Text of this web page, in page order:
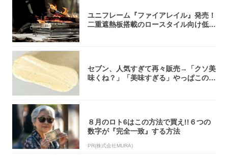
ユニフレーム『ファイアレイル』発売！
二重遮熱板搭載のロースタイル向け低型
セブン、人気すぎて再々販売→「クソ美
味くね？」「美味すぎる」やっぱこのク
８月のロト6はこの方法で買え!!６つの
数字が『完全一致』する方法
PR(株式会社MURA)